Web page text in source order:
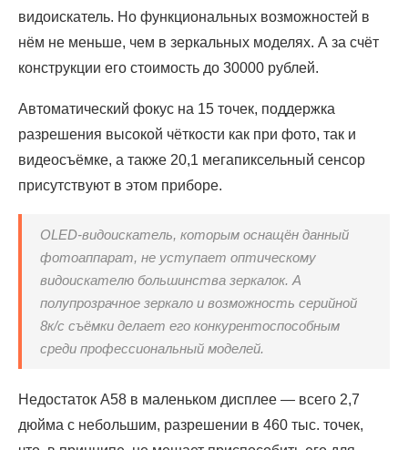
видоискатель. Но функциональных возможностей в
нём не меньше, чем в зеркальных моделях. А за счёт
конструкции его стоимость до 30000 рублей.
Автоматический фокус на 15 точек, поддержка
разрешения высокой чёткости как при фото, так и
видеосъёмке, а также 20,1 мегапиксельный сенсор
присутствуют в этом приборе.
OLED-видоискатель, которым оснащён данный
фотоаппарат, не уступает оптическому
видоискателю большинства зеркалок. А
полупрозрачное зеркало и возможность серийной
8к/с съёмки делает его конкурентоспособным
среди профессиональный моделей.
Недостаток А58 в маленьком дисплее — всего 2,7
дюйма с небольшим, разрешении в 460 тыс. точек,